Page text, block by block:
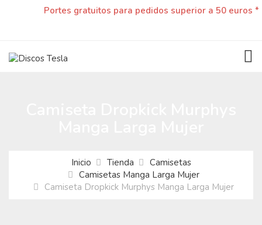
Portes gratuitos para pedidos superior a 50 euros *
Inicio Tienda
Camisetas
Camisetas Manga Larga Mujer
Camiseta Dropkick Murphys Manga Larga Mujer